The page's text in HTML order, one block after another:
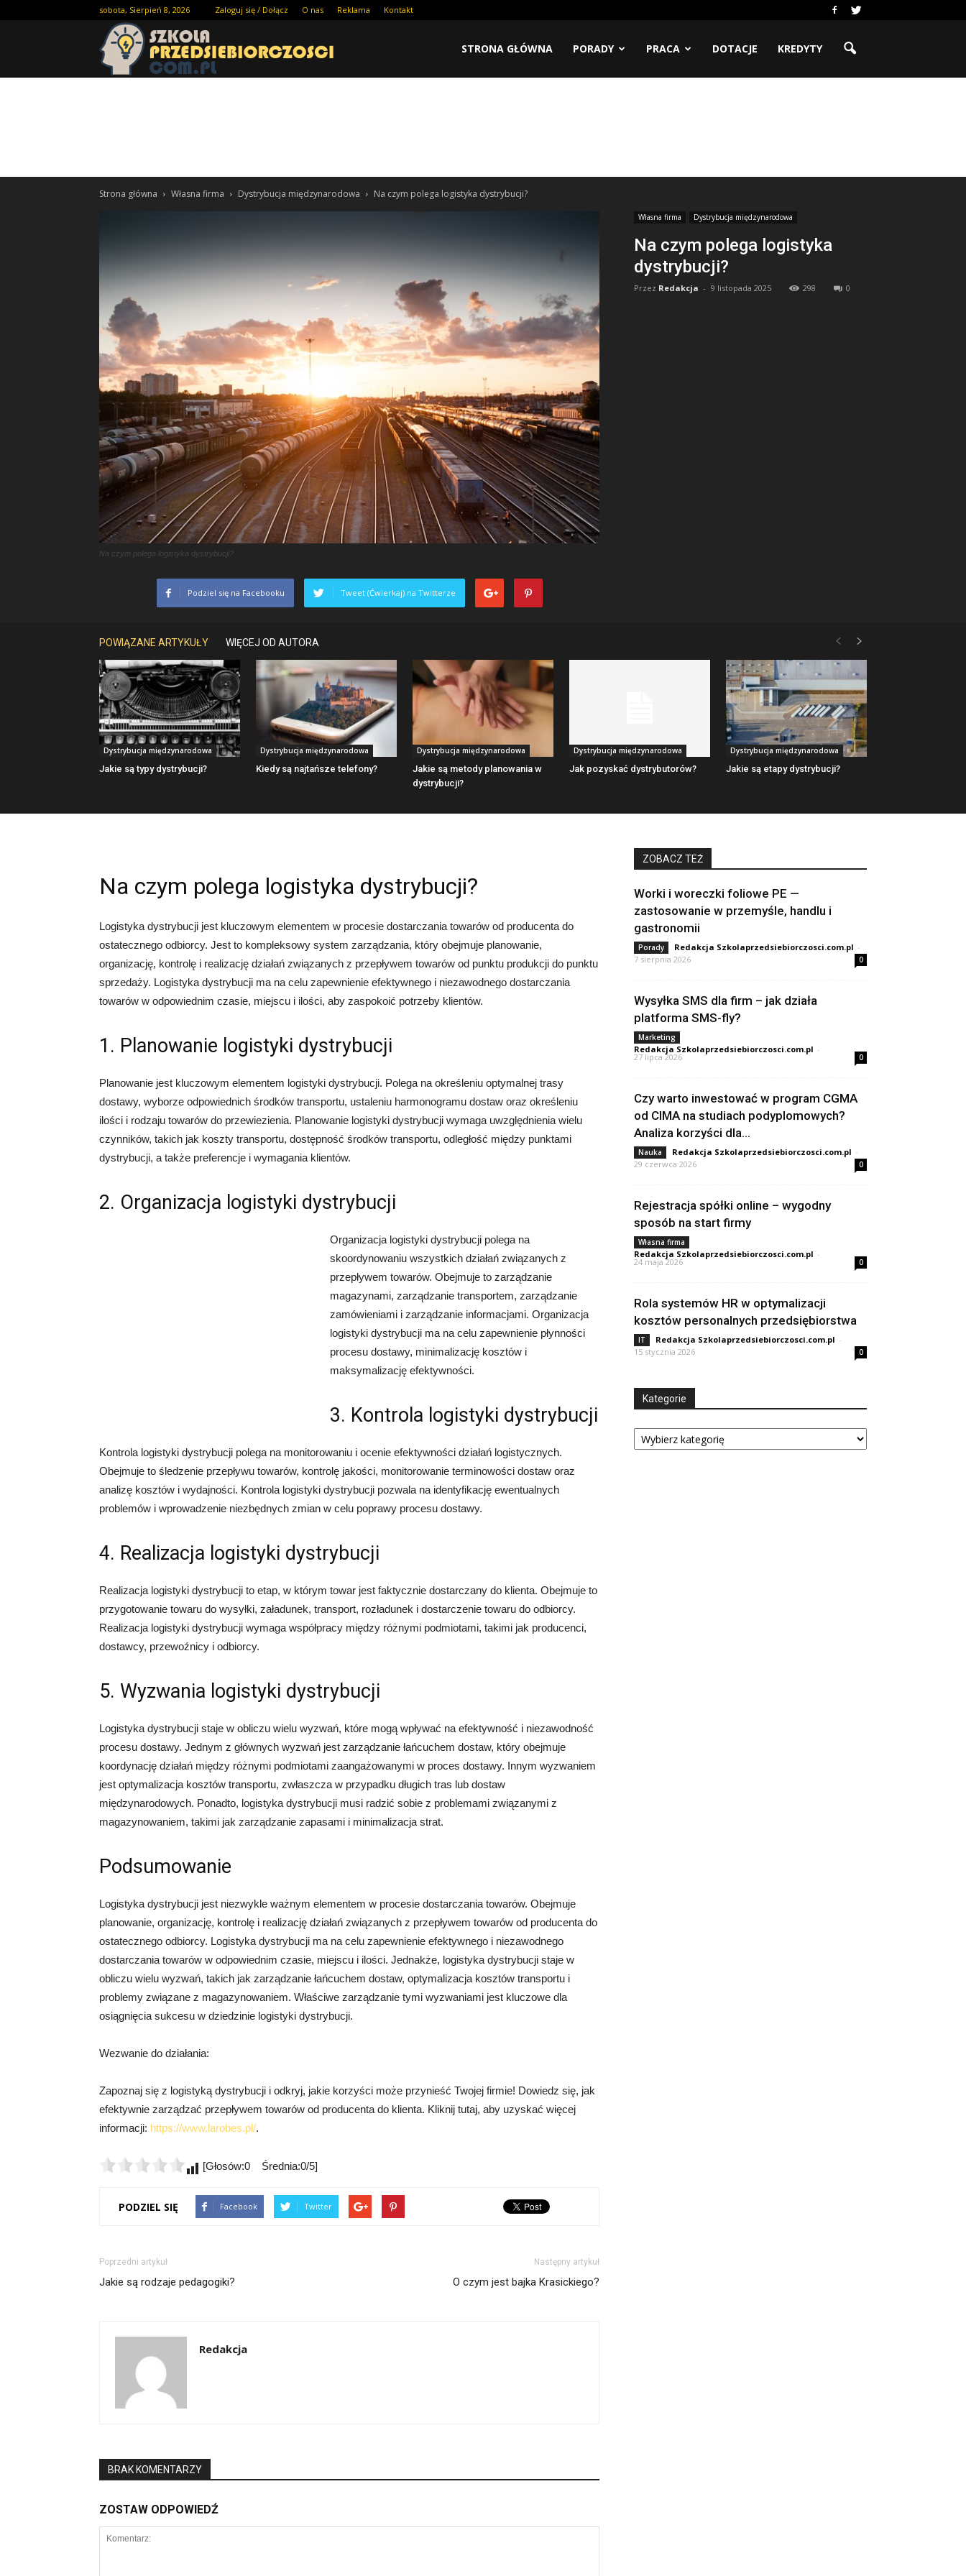
sobota, Sierpień 8, 2026 Zaloguj się / Dołącz O nas Reklama Kontakt
STRONA GŁÓWNA PORADY PRACA DOTACJE KREDYTY
Strona główna Własna firma Dystrybucja międzynarodowa Na czym polega logistyka dystrybucji?
Własna firma Dystrybucja międzynarodowa
Na czym polega logistyka
dystrybucji?
Przez Redakcja - 9 listopada 2025 298 0
Na czym polega logistyka dystrybucji?
Podziel się na Facebooku Tweet (Ćwierkaj) na Twitterze
POWIĄZANE ARTYKUŁY WIĘCEJ OD AUTORA
Dystrybucja międzynarodowa
Jakie są typy dystrybucji?
Dystrybucja międzynarodowa
Kiedy są najtańsze telefony?
Dystrybucja międzynarodowa
Jakie są metody planowania w
dystrybucji?
Dystrybucja międzynarodowa
Jak pozyskać dystrybutorów?
Dystrybucja międzynarodowa
Jakie są etapy dystrybucji?
Na czym polega logistyka dystrybucji?
Logistyka dystrybucji jest kluczowym elementem w procesie dostarczania towarów od producenta do
ostatecznego odbiorcy. Jest to kompleksowy system zarządzania, który obejmuje planowanie,
organizację, kontrolę i realizację działań związanych z przepływem towarów od punktu produkcji do punktu
sprzedaży. Logistyka dystrybucji ma na celu zapewnienie efektywnego i niezawodnego dostarczania
towarów w odpowiednim czasie, miejscu i ilości, aby zaspokoić potrzeby klientów.
1. Planowanie logistyki dystrybucji
Planowanie jest kluczowym elementem logistyki dystrybucji. Polega na określeniu optymalnej trasy
dostawy, wyborze odpowiednich środków transportu, ustaleniu harmonogramu dostaw oraz określeniu
ilości i rodzaju towarów do przewiezienia. Planowanie logistyki dystrybucji wymaga uwzględnienia wielu
czynników, takich jak koszty transportu, dostępność środków transportu, odległość między punktami
dystrybucji, a także preferencje i wymagania klientów.
2. Organizacja logistyki dystrybucji
Organizacja logistyki dystrybucji polega na
skoordynowaniu wszystkich działań związanych z
przepływem towarów. Obejmuje to zarządzanie
magazynami, zarządzanie transportem, zarządzanie
zamówieniami i zarządzanie informacjami. Organizacja
logistyki dystrybucji ma na celu zapewnienie płynności
procesu dostawy, minimalizację kosztów i
maksymalizację efektywności.
3. Kontrola logistyki dystrybucji
Kontrola logistyki dystrybucji polega na monitorowaniu i ocenie efektywności działań logistycznych.
Obejmuje to śledzenie przepływu towarów, kontrolę jakości, monitorowanie terminowości dostaw oraz
analizę kosztów i wydajności. Kontrola logistyki dystrybucji pozwala na identyfikację ewentualnych
problemów i wprowadzenie niezbędnych zmian w celu poprawy procesu dostawy.
4. Realizacja logistyki dystrybucji
Realizacja logistyki dystrybucji to etap, w którym towar jest faktycznie dostarczany do klienta. Obejmuje to
przygotowanie towaru do wysyłki, załadunek, transport, rozładunek i dostarczenie towaru do odbiorcy.
Realizacja logistyki dystrybucji wymaga współpracy między różnymi podmiotami, takimi jak producenci,
dostawcy, przewoźnicy i odbiorcy.
5. Wyzwania logistyki dystrybucji
Logistyka dystrybucji staje w obliczu wielu wyzwań, które mogą wpływać na efektywność i niezawodność
procesu dostawy. Jednym z głównych wyzwań jest zarządzanie łańcuchem dostaw, który obejmuje
koordynację działań między różnymi podmiotami zaangażowanymi w proces dostawy. Innym wyzwaniem
jest optymalizacja kosztów transportu, zwłaszcza w przypadku długich tras lub dostaw
międzynarodowych. Ponadto, logistyka dystrybucji musi radzić sobie z problemami związanymi z
magazynowaniem, takimi jak zarządzanie zapasami i minimalizacja strat.
Podsumowanie
Logistyka dystrybucji jest niezwykle ważnym elementem w procesie dostarczania towarów. Obejmuje
planowanie, organizację, kontrolę i realizację działań związanych z przepływem towarów od producenta do
ostatecznego odbiorcy. Logistyka dystrybucji ma na celu zapewnienie efektywnego i niezawodnego
dostarczania towarów w odpowiednim czasie, miejscu i ilości. Jednakże, logistyka dystrybucji staje w
obliczu wielu wyzwań, takich jak zarządzanie łańcuchem dostaw, optymalizacja kosztów transportu i
problemy związane z magazynowaniem. Właściwe zarządzanie tymi wyzwaniami jest kluczowe dla
osiągnięcia sukcesu w dziedzinie logistyki dystrybucji.
Wezwanie do działania:
Zapoznaj się z logistyką dystrybucji i odkryj, jakie korzyści może przynieść Twojej firmie! Dowiedz się, jak
efektywnie zarządzać przepływem towarów od producenta do klienta. Kliknij tutaj, aby uzyskać więcej
informacji: https://www.larobes.pl/.
[Głosów:0 Średnia:0/5]
PODZIEL SIĘ Facebook Twitter
Poprzedni artykuł
Jakie są rodzaje pedagogiki?
Następny artykuł
O czym jest bajka Krasickiego?
Redakcja
BRAK KOMENTARZY
ZOSTAW ODPOWIEDŹ
ZOBACZ TEŻ
Worki i woreczki foliowe PE —
zastosowanie w przemyśle, handlu i
gastronomii
Porady Redakcja Szkolaprzedsiebiorczosci.com.pl -
7 sierpnia 2026
0
Wysyłka SMS dla firm – jak działa
platforma SMS-fly?
Marketing
Redakcja Szkolaprzedsiebiorczosci.com.pl -
27 lipca 2026 0
Czy warto inwestować w program CGMA
od CIMA na studiach podyplomowych?
Analiza korzyści dla...
Nauka Redakcja Szkolaprzedsiebiorczosci.com.pl -
29 czerwca 2026
0
Rejestracja spółki online – wygodny
sposób na start firmy
Własna firma
Redakcja Szkolaprzedsiebiorczosci.com.pl -
24 maja 2026 0
Rola systemów HR w optymalizacji
kosztów personalnych przedsiębiorstwa
IT Redakcja Szkolaprzedsiebiorczosci.com.pl -
15 stycznia 2026
0
Kategorie
Kategorie